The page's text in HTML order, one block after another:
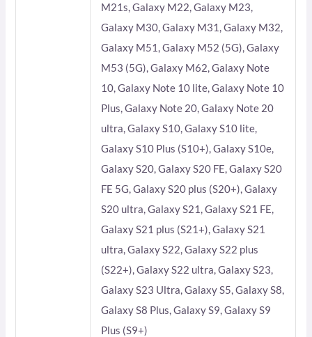
M21s, Galaxy M22, Galaxy M23,
Galaxy M30, Galaxy M31, Galaxy M32,
Galaxy M51, Galaxy M52 (5G), Galaxy
M53 (5G), Galaxy M62, Galaxy Note
10, Galaxy Note 10 lite, Galaxy Note 10
Plus, Galaxy Note 20, Galaxy Note 20
ultra, Galaxy S10, Galaxy S10 lite,
Galaxy S10 Plus (S10+), Galaxy S10e,
Galaxy S20, Galaxy S20 FE, Galaxy S20
FE 5G, Galaxy S20 plus (S20+), Galaxy
S20 ultra, Galaxy S21, Galaxy S21 FE,
Galaxy S21 plus (S21+), Galaxy S21
ultra, Galaxy S22, Galaxy S22 plus
(S22+), Galaxy S22 ultra, Galaxy S23,
Galaxy S23 Ultra, Galaxy S5, Galaxy S8,
Galaxy S8 Plus, Galaxy S9, Galaxy S9
Plus (S9+)